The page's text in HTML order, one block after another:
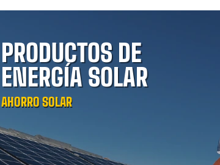
PRODUCTOS DE
ENERGÍA SOLAR
AHORRO SOLAR